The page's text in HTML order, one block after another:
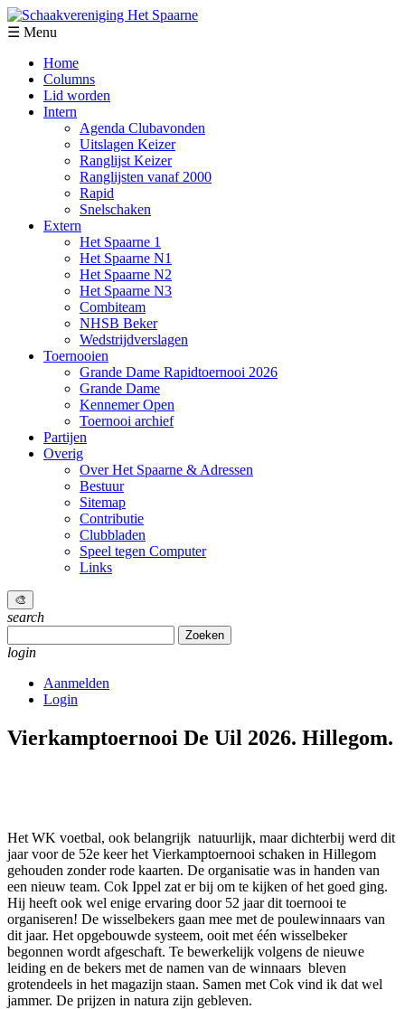
☰ Menu
Home
Columns
Lid worden
Intern
Agenda Clubavonden
Uitslagen Keizer
Ranglijst Keizer
Ranglijsten vanaf 2000
Rapid
Snelschaken
Extern
Het Spaarne 1
Het Spaarne N1
Het Spaarne N2
Het Spaarne N3
Combiteam
NHSB Beker
Wedstrijdverslagen
Toernooien
Grande Dame Rapidtoernooi 2026
Grande Dame
Kennemer Open
Toernooi archief
Partijen
Overig
Over Het Spaarne & Adressen
Bestuur
Sitemap
Contributie
Clubbladen
Speel tegen Computer
Links
🎨
search
naar:
login
Aanmelden
Login
Vierkamptoernooi De Uil 2026. Hillegom.
Het WK voetbal, ook belangrijk natuurlijk, maar dichterbij werd dit
jaar voor de 52e keer het Vierkamptoernooi schaken in Hillegom
gehouden zonder rode kaarten. De organisatie was in handen van
een nieuw team. Cok Ippel zat er bij om te kijken of het goed ging.
Hij heeft ook wel enige ervaring door 52 jaar dit toernooi te
organiseren! De wisselbekers gaan mee met de poulewinnaars van
dit jaar. Het opgebouwde systeem, ooit met één wisselbeker
begonnen wordt afgeschaft. Te bewerkelijk volgens de nieuwe
leiding en de bekers met de namen van de winnaars bleven
grotendeels in het magazijn staan. Samen met Cok vind ik dat wel
jammer. De prijzen in natura zijn gebleven.